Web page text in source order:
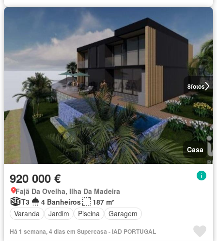
8fotos
Casa
920 000 €
Fajã Da Ovelha, Ilha Da Madeira
T3
4 Banheiros
187 m²
Varanda
Jardim Piscina Garagem
Há 1 semana, 4 dias em Supercasa - IAD PORTUGAL